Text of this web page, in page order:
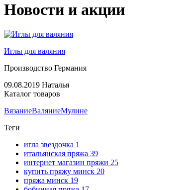
Новости и акции
Иглы для валяния
Производство Германия
09.08.2019 Наталья
Каталог товаров
ВязаниеВаляниеМулине
Теги
игла звездочка 1
итальянская пряжа 39
интернет магазин пряжи 25
купить пряжу минск 20
пряжа минск 19